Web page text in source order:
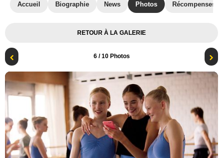
Accueil Biographie News Photos Récompenses
RETOUR À LA GALERIE
6/ 10 Photos